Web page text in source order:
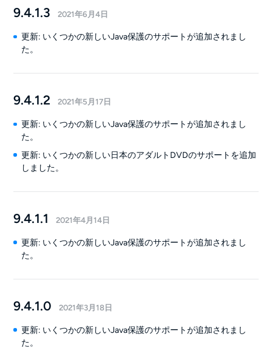
9.4.1.3 2021年6月4日
更新: いくつかの新しいJava保護のサポートが追加されまし
た。
9.4.1.2 2021年5月17日
更新: いくつかの新しいJava保護のサポートが追加されまし
た。
更新: いくつかの新しい日本のアダルトDVDのサポートを追加
しました。
9.4.1.1 2021年4月14日
更新: いくつかの新しいJava保護のサポートが追加されまし
た。
9.4.1.0 2021年3月18日
更新: いくつかの新しいJava保護のサポートが追加されまし
た。